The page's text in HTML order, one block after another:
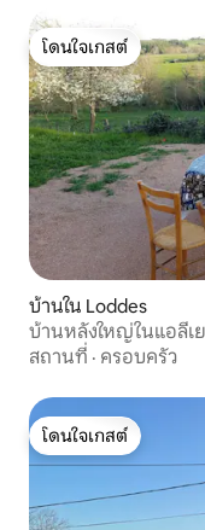
โดนใจเกสต์
โดนใจเกสต์
บ้านใน Loddes
บ้านหลังใหญ่ในแอลีเย
สถานที่ · ครอบครัว
โดนใจเกสต์
โดนใจเกสต์